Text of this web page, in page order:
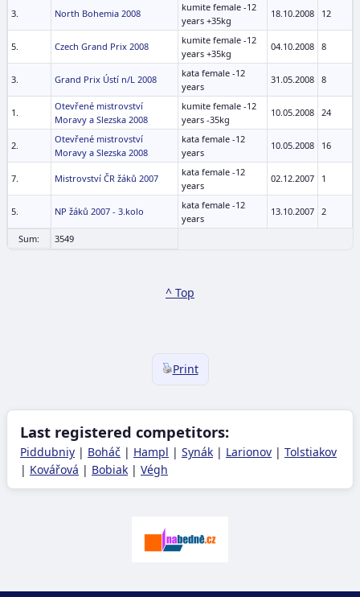
3. North Bohemia 2008
kumite female -12
years +35kg
18.10.2008 12
5. Czech Grand Prix 2008
kumite female -12
years +35kg
04.10.2008 8
3. Grand Prix Ústí n/L 2008
kata female -12
years
31.05.2008 8
1.
Otevřené mistrovství
Moravy a Slezska 2008
kumite female -12
years -35kg
10.05.2008 24
2.
Otevřené mistrovství
Moravy a Slezska 2008
kata female -12
years
10.05.2008 16
7. Mistrovství ČR žáků 2007
kata female -12
years
02.12.2007 1
5. NP žáků 2007 - 3.kolo
kata female -12
years
13.10.2007 2
Sum: 3549
^ Top
Print
Last registered competitors:
Piddubniy | Boháč | Hampl | Synák | Larionov | Tolstiakov
| Kovářová | Bobiak | Végh